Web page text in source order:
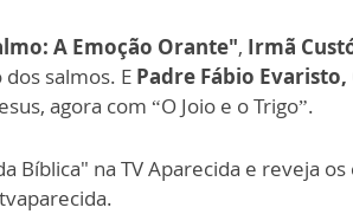
A Emoção Orante", Irmã
salmos. E Padre Fábio Evaristo,
agora com “O Joio e o Trigo”.
Bíblica" na TV Aparecida e reveja